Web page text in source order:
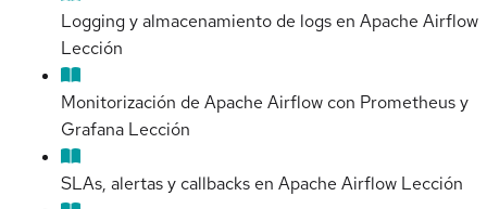
Logging y almacenamiento de logs en Apache Airflow
Lección
Monitorización de Apache Airflow con Prometheus y
Grafana Lección
SLAs, alertas y callbacks en Apache Airflow Lección